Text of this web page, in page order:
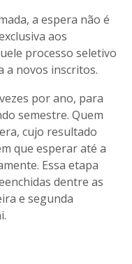
a espera não é
aos
processo seletivo
a novos inscritos.
por ano, para
semestre. Quem
cujo resultado
que esperar até a
Essa etapa
dentre as
e segunda